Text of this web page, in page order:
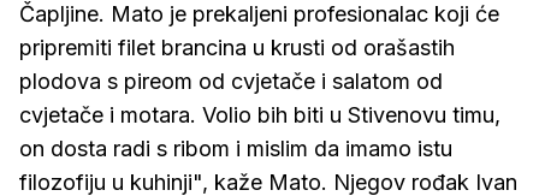
Čapljine. Mato je prekaljeni profesionalac koji će
pripremiti filet brancina u krusti od orašastih
plodova s pireom od cvjetače i salatom od
cvjetače i motara. Volio bih biti u Stivenovu timu,
on dosta radi s ribom i mislim da imamo istu
filozofiju u kuhinji", kaže Mato. Njegov rođak Ivan